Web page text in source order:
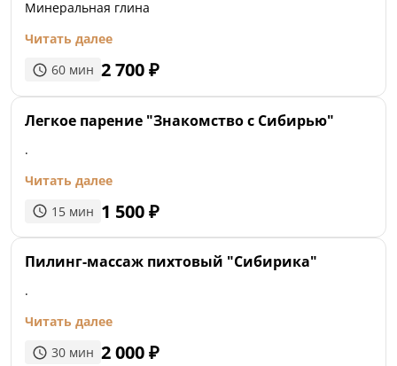
Минеральная глина
Читать далее
60 мин 2 700₽
Легкое парение "Знакомство с Сибирью"
.
Читать далее
15 мин 1 500₽
Пилинг-массаж пихтовый "Сибирика"
.
Читать далее
30 мин 2 000₽